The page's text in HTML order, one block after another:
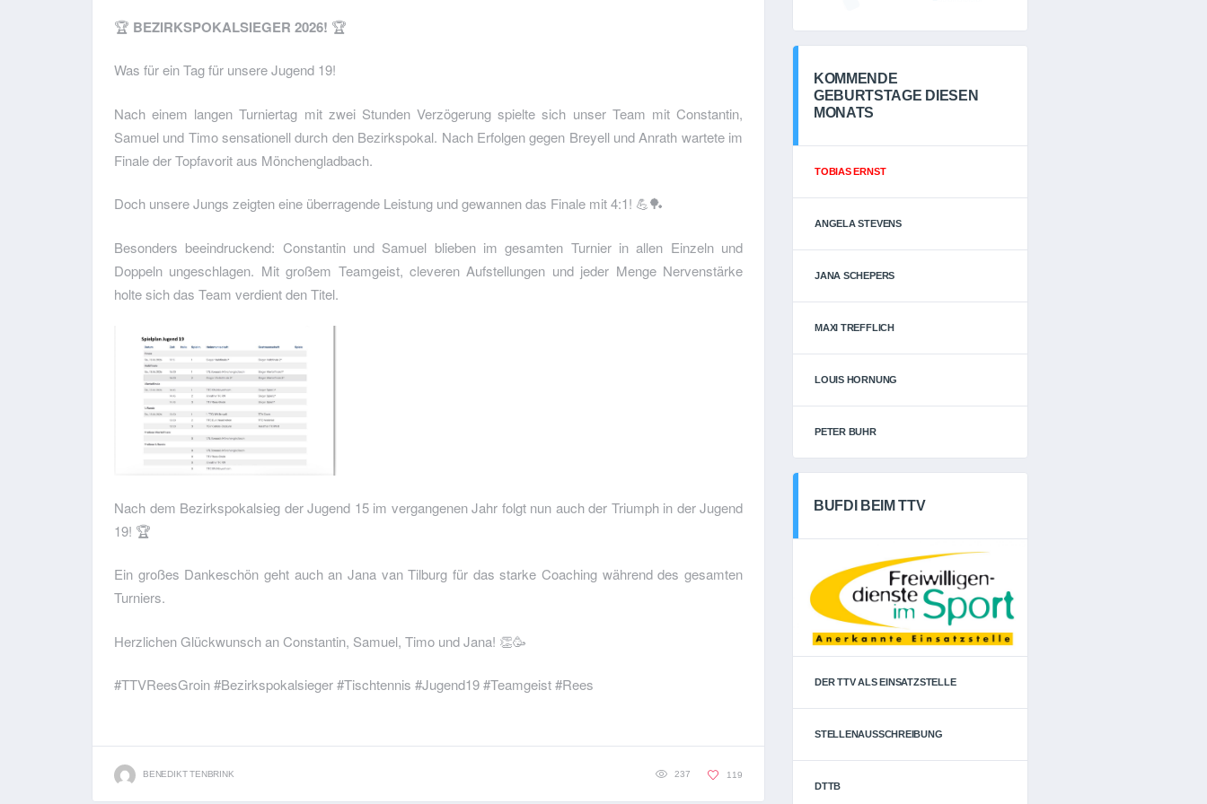
🏆 BEZIRKSPOKALSIEGER 2026! 🏆
Was für ein Tag für unsere Jugend 19!
Nach einem langen Turniertag mit zwei Stunden Verzögerung spielte sich unser Team mit Constantin,
Samuel und Timo sensationell durch den Bezirkspokal. Nach Erfolgen gegen Breyell und Anrath wartete im
Finale der Topfavorit aus Mönchengladbach.
Doch unsere Jungs zeigten eine überragende Leistung und gewannen das Finale mit 4:1! 💪🏓
Besonders beeindruckend: Constantin und Samuel blieben im gesamten Turnier in allen Einzeln und
Doppeln ungeschlagen. Mit großem Teamgeist, cleveren Aufstellungen und jeder Menge Nervenstärke
holte sich das Team verdient den Titel.
Nach dem Bezirkspokalsieg der Jugend 15 im vergangenen Jahr folgt nun auch der Triumph in der Jugend
19! 🏆
Ein großes Dankeschön geht auch an Jana van Tilburg für das starke Coaching während des gesamten
Turniers.
Herzlichen Glückwunsch an Constantin, Samuel, Timo und Jana! 👏🥳
#TTVReesGroin #Bezirkspokalsieger #Tischtennis #Jugend19 #Teamgeist #Rees
BENEDIKT TENBRINK 237 119
KOMMENDE
GEBURTSTAGE DIESEN
MONATS
TOBIAS ERNST
ANGELA STEVENS
JANA SCHEPERS
MAXI TREFFLICH
LOUIS HORNUNG
PETER BUHR
BUFDI BEIM TTV
DER TTV ALS EINSATZSTELLE
STELLENAUSSCHREIBUNG
DTTB